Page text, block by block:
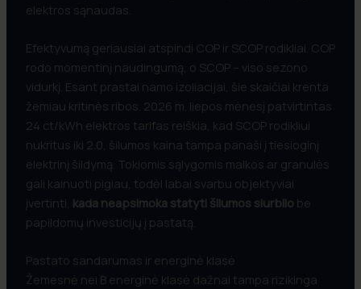
elektros sąnaudas.
Efektyvumą geriausiai atspindi COP ir SCOP rodikliai. COP
rodo momentinį naudingumą, o SCOP – viso sezono
vidurkį. Esant prastai namo izoliacijai, šie skaičiai krenta
žemiau kritinės ribos. 2026 m. liepos mėnesį patvirtintas
24 ct/kWh elektros tarifas reiškia, kad SCOP rodikliui
nukritus iki 2.0, šilumos kaina tampa panaši į tiesioginį
elektrinį šildymą. Tokiomis sąlygomis malkos ar granulės
gali kainuoti pigiau, todėl labai svarbu objektyviai
įvertinti, kada neapsimoka statyti šilumos siurblio be
papildomų investicijų į pastatą.
Pastato sandarumas ir energinė klasė
Žemesnė nei B energinė klasė dažnai tampa rizikinga